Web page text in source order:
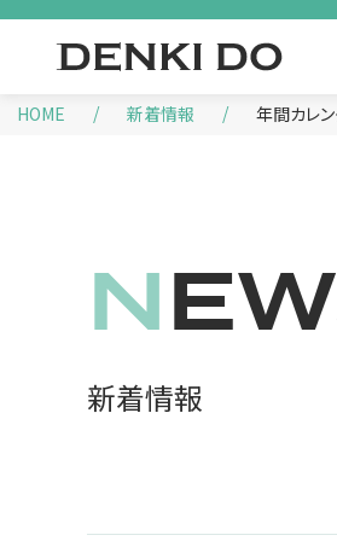
HOME 新着情報 年間カレ
新着情報